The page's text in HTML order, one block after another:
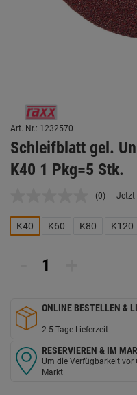
Art. Nr.: 1232570
Schleifblatt gel.
K40 1 Pkg=5 Stk.
Kein
Link
auf
(0) Jetzt
K40 K60 K80 K120
ONLINE BESTELLEN &
2-5 Tage Lieferzeit
RESERVIEREN & IM
Um die Verfügbarkeit vor
Markt